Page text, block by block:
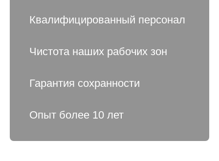
Квалифицированный персонал
Чистота наших рабочих зон
Гарантия сохранности
Опыт более 10 лет